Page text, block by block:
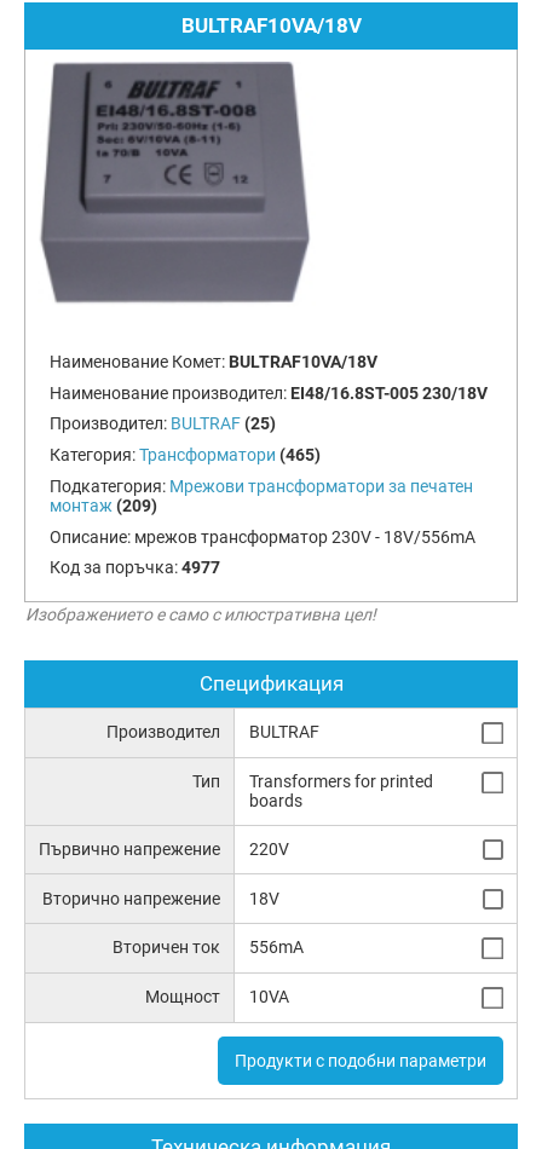
BULTRAF10VA/18V
Наименование Комет: BULTRAF10VA/18V
Наименование производител: EI48/16.8ST-005 230/18V
Производител: BULTRAF (25)
Категория:Трансформатори (465)
Подкатегория: Мрежови трансформатори за печатен
монтаж (209)
Описание: мрежов трансформатор 230V - 18V/556mA
Код за поръчка:4977
Изображението е само с илюстративна цел!
Спецификация
Производител BULTRAF
Тип
Transformers for printed
boards
Първично напрежение 220V
Вторично напрежение 18V
Вторичен ток 556mA
Мощност 10VA
Продукти с подобни параметри